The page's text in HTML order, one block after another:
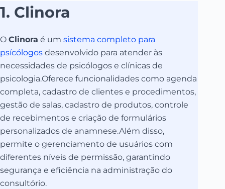
1. Clinora
O Clinora é um sistema completo para
psícólogos desenvolvido para atender às
necessidades de psicólogos e clínicas de
psicologia.Oferece funcionalidades como agenda
completa, cadastro de clientes e procedimentos,
gestão de salas, cadastro de produtos, controle
de recebimentos e criação de formulários
personalizados de anamnese.Além disso,
permite o gerenciamento de usuários com
diferentes níveis de permissão, garantindo
segurança e eficiência na administração do
consultório.